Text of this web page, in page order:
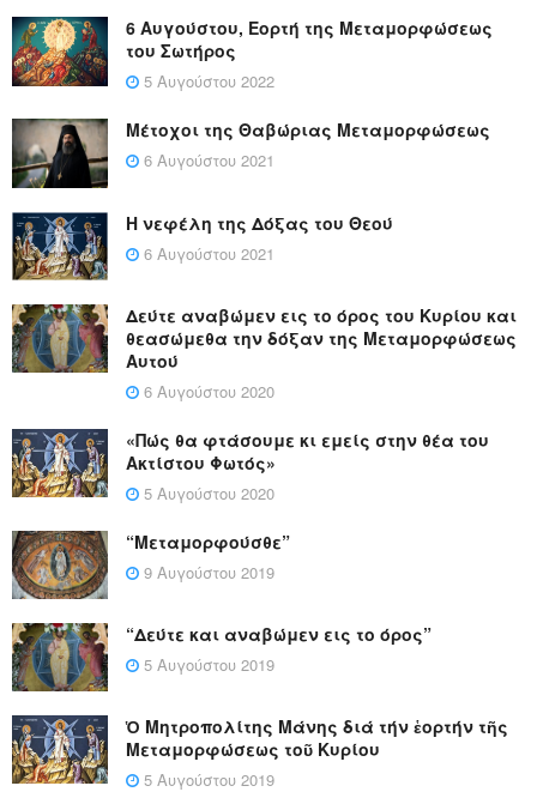
6 Αυγούστου, Εορτή της Μεταμορφώσεως
του Σωτήρος
5 Αυγούστου 2022
Μέτοχοι της Θαβώριας Μεταμορφώσεως
6 Αυγούστου 2021
Η νεφέλη της Δόξας του Θεού
6 Αυγούστου 2021
Δεύτε αναβώμεν εις το όρος του Κυρίου και
θεασώμεθα την δόξαν της Μεταμορφώσεως
Αυτού
6 Αυγούστου 2020
«Πώς θα φτάσουμε κι εμείς στην θέα του
Ακτίστου Φωτός»
5 Αυγούστου 2020
“Μεταμορφούσθε”
9 Αυγούστου 2019
“Δεύτε και αναβώμεν εις το όρος”
5 Αυγούστου 2019
Ὁ Μητροπολίτης Μάνης διά τήν ἑορτήν τῆς
Μεταμορφώσεως τοῦ Κυρίου
5 Αυγούστου 2019